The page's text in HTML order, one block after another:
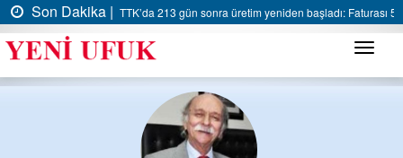
Son Dakika | TTK’da 213 gün sonra üretim yeniden başladı: Faturası 5
Menü